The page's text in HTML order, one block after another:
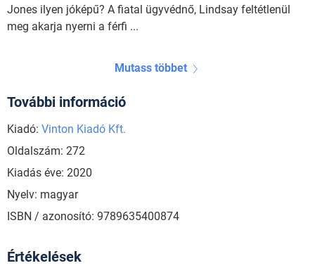
Jones ilyen jóképű? A fiatal ügyvédnő, Lindsay feltétlenül
meg akarja nyerni a férfi ...
Mutass többet
További információ
Kiadó: Vinton Kiadó Kft.
Oldalszám: 272
Kiadás éve: 2020
Nyelv: magyar
ISBN / azonosító: 9789635400874
Értékelések